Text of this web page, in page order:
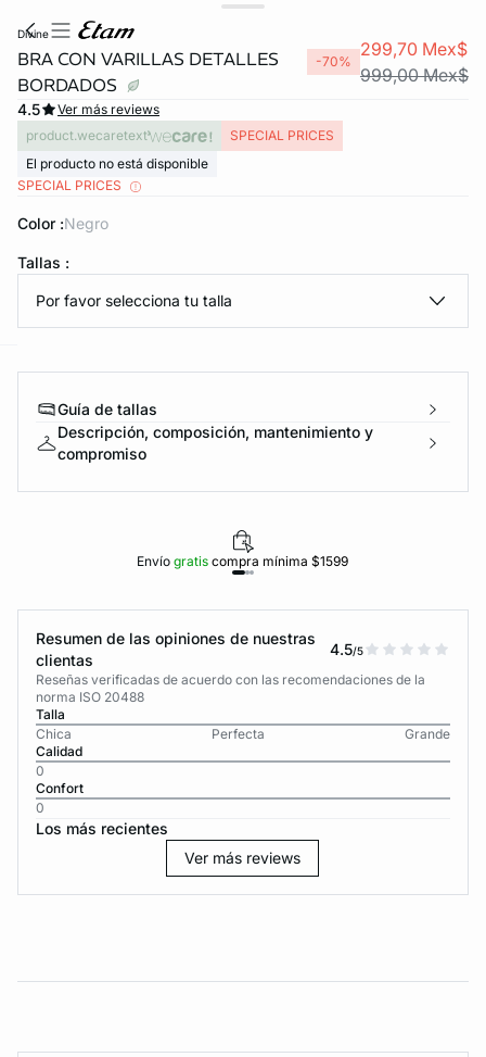
DE PANTIES
divine
BRA CON VARILLAS DETALLES
BORDADOS
-70%
299,70 Mex$
999,00 Mex$
4.5
Ver más reviews
product.wecaretext
SPECIAL PRICES
El producto no está disponible
SPECIAL PRICES
Color : negro
Tallas :
Por favor selecciona tu talla
Guía de tallas
Descripción, composición, mantenimiento y
compromiso
Envíogratiscompra mínima $1599
Resumen de las opiniones de nuestras
clientas
4.5/5
Reseñas verificadas de acuerdo con las recomendaciones de la
norma ISO 20488
Talla
Chica
Perfecta
Grande
Calidad
0
Confort
0
Los más recientes
Ver más reviews